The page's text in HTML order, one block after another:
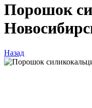
Порошок
Назад